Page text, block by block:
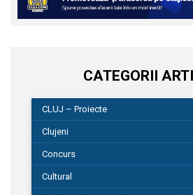
CATEGORII
CLUJ – Proiecte
Clujeni
Concurs
Cultural